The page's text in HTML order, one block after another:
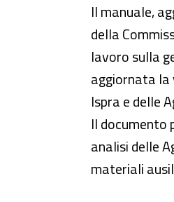
Il manuale,
della
lavoro sulla
aggiornata la
Ispra e delle
Il documento
analisi delle
materiali